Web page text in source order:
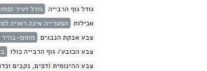
גודל גוף הרבייה
גודל זעיר (פחות
אכילות
הפטרייה אינה ראויה
צבע אבקת הנבגים מחום-
צבע הכובע/ גוף הרבייה כולו
צבע ההינומית (דפים, נקבים